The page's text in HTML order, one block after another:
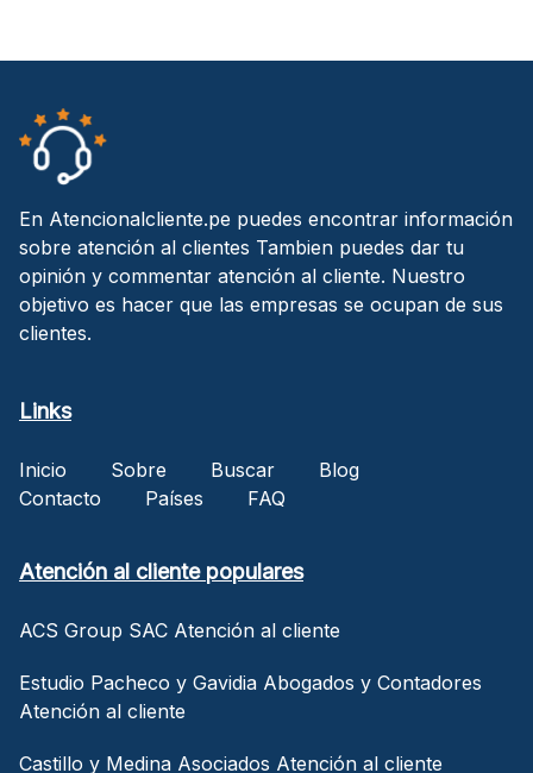
En Atencionalcliente.pe puedes encontrar información
sobre atención al clientes Tambien puedes dar tu
opinión y commentar atención al cliente. Nuestro
objetivo es hacer que las empresas se ocupan de sus
clientes.
Links
Inicio Sobre Buscar
Blog
Contacto
Países FAQ
Atención al cliente populares
ACS Group SAC Atención al cliente
Estudio Pacheco y Gavidia Abogados y Contadores
Atención al cliente
Castillo y Medina Asociados Atención al cliente